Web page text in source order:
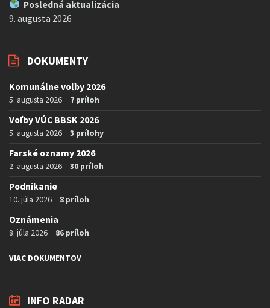
Posledná aktualizácia
9. augusta 2026
DOKUMENTY
Komunálne voľby 2026
5. augusta 2026 7 príloh
Voľby VÚC BBSK 2026
5. augusta 2026 3 prílohy
Farské oznamy 2026
2. augusta 2026 30 príloh
Podnikanie
10. júla 2026 8 príloh
Oznámenia
8. júla 2026 86 príloh
VIAC DOKUMENTOV
INFO RADAR